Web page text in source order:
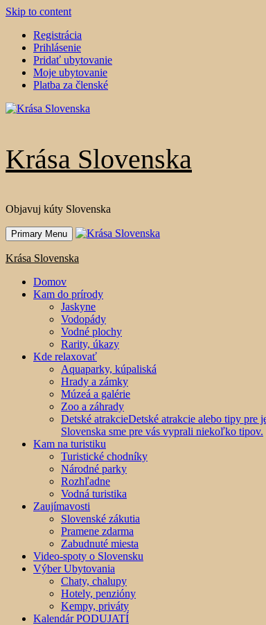
Skip to content
Registrácia
Prihlásenie
Pridať ubytovanie
Moje ubytovanie
Platba za členské
Krása Slovenska
Objavuj kúty Slovenska
Primary Menu
Krása Slovenska
Domov
Kam do prírody
Jaskyne
Vodopády
Vodné plochy
Rarity, úkazy
Kde relaxovať
Aquaparky, kúpaliská
Hrady a zámky
Múzeá a galérie
Zoo a záhrady
Detské atrakcieDetské atrakcie alebo tipy pre
Slovenska sme pre vás vyprali niekoľko tipov.
Kam na turistiku
Turistické chodníky
Národné parky
Rozhľadne
Vodná turistika
Zaujímavosti
Slovenské zákutia
Pramene zdarma
Zabudnuté miesta
Video-spoty o Slovensku
Výber Ubytovania
Chaty, chalupy
Hotely, penzióny
Kempy, priváty
Kalendár PODUJATÍ